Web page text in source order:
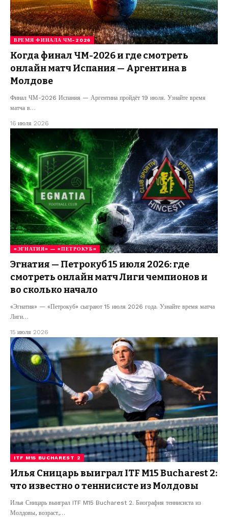
ВРЕМЯ ФИНАЛА ЧМ-2026
Когда финал ЧМ-2026 и где смотреть
онлайн матч Испания — Аргентина в
Молдове
Финал ЧМ-2026 Испания — Аргентина пройдёт 19 июля. Узнайте время
матча в…
16 июля 2026
«ЭГНАТИЯ» — «ПЕТРОКУБ»
Эгнатия — Петрокуб 15 июля 2026: где
смотреть онлайн матч Лиги чемпионов и
во сколько начало
«Эгнатия» — «Петрокуб» сыграют 15 июля 2026 года. Узнайте время матча
Лиги…
15 июля 2026
ITF M15 BUCHAREST 2
Илья Сницарь выиграл ITF M15 Bucharest 2:
что известно о теннисисте из Молдовы
Илья Сницарь выиграл ITF M15 Bucharest 2. Биография теннисиста из
Молдовы, возраст,…